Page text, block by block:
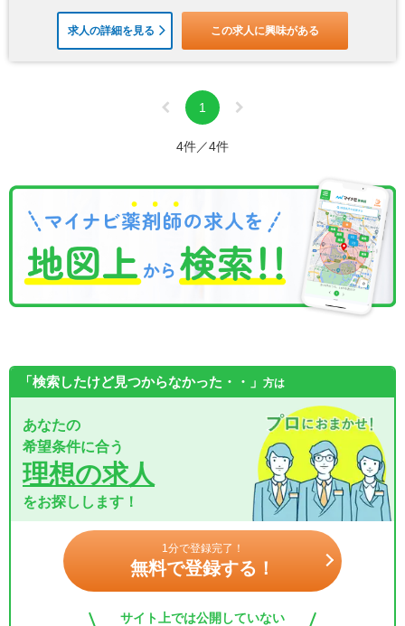
求人の詳細を見る この求人に興味がある
1
4件／4件
「検索したけど見つからなかった・・」 方は
あなたの
希望条件に合う
理想の求人
をお探しします！
1分で登録完了！
無料で登録する！
サイト上では公開していない